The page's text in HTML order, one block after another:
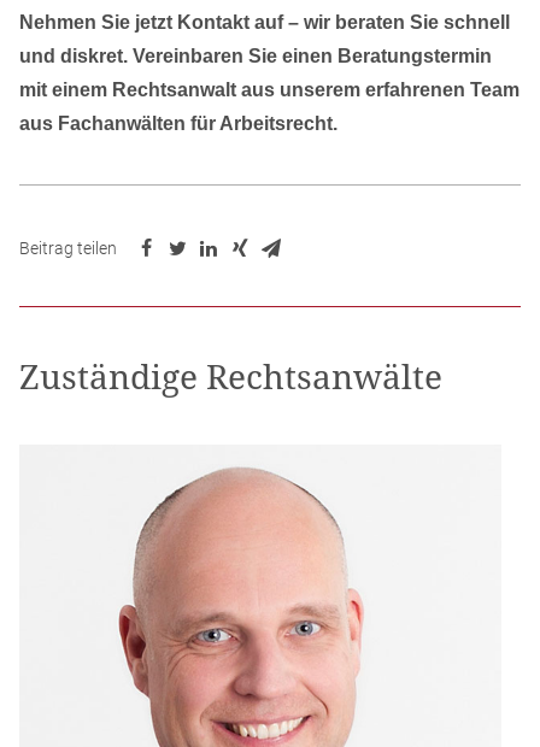
Nehmen Sie jetzt Kontakt auf – wir beraten Sie schnell
und diskret. Vereinbaren Sie einen Beratungstermin
mit einem Rechtsanwalt aus unserem erfahrenen Team
aus Fachanwälten für Arbeitsrecht.
Beitrag teilen
Zuständige Rechtsanwälte